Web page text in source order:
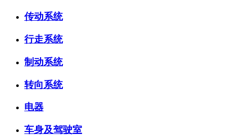
传动系统
行走系统
制动系统
转向系统
电器
车身及驾驶室